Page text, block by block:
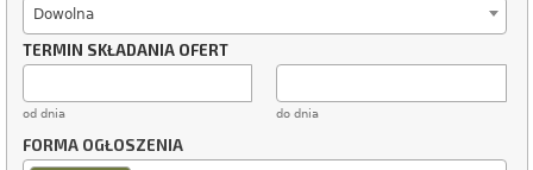
Dowolna
TERMIN SKŁADANIA OFERT
od dnia do dnia
FORMA OGŁOSZENIA